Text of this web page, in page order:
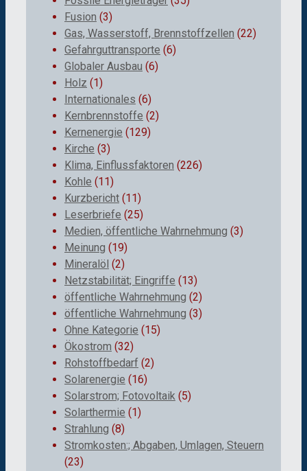
Fusion (3)
Gas, Wasserstoff, Brennstoffzellen (22)
Gefahrguttransporte (6)
Globaler Ausbau (6)
Holz (1)
Internationales (6)
Kernbrennstoffe (2)
Kernenergie (129)
Kirche (3)
Klima, Einflussfaktoren (226)
Kohle (11)
Kurzbericht (11)
Leserbriefe (25)
Medien, öffentliche Wahrnehmung (3)
Meinung (19)
Mineralöl (2)
Netzstabilität; Eingriffe (13)
öffentliche Wahrnehmung (2)
öffentliche Wahrnehmung (3)
Ohne Kategorie (15)
Ökostrom (32)
Rohstoffbedarf (2)
Solarenergie (16)
Solarstrom; Fotovoltaik (5)
Solarthermie (1)
Strahlung (8)
Stromkosten:; Abgaben, Umlagen, Steuern
(23)